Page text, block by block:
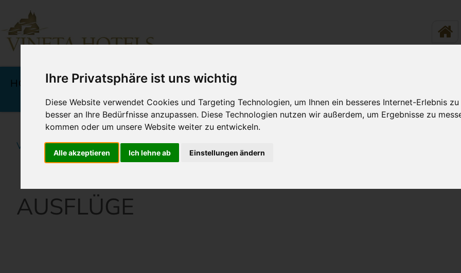
Ihre Privatsphäre ist uns wichtig
Diese Website verwendet Cookies und Targeting Technologien, um Ihnen ein besseres Internet-Erlebnis
besser an Ihre Bedürfnisse anzupassen. Diese Technologien nutzen wir außerdem, um Ergebnisse zu
kommen oder um unsere Website weiter zu entwickeln.
Alle akzeptieren Ich lehne ab Einstellungen ändern
Navigation
HOTELS
ANGEBOTE &
KULINARIK - ESSEN &
Vineta Hotels Usedom Home Rund um Ihren Wohlfühlurlaub
AUSFLÜGE